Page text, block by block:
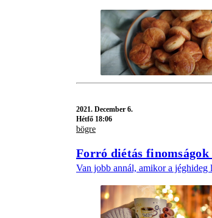
2021. December 6.
Hétfő 18:06
bögre
Forró diétás
Van jobb annál, amikor a